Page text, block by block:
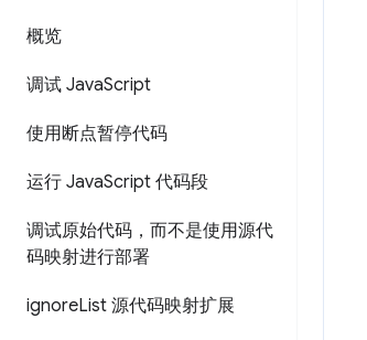
概览
调试 JavaScript
使用断点暂停代码
运行 JavaScript 代码段
调试原始代码，而不是使用源代
码映射进行部署
ignoreList 源代码映射扩展